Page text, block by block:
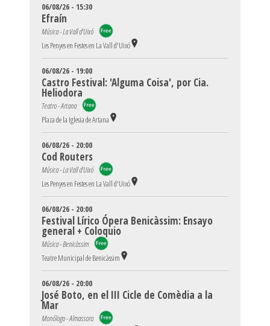
06/08/26 - 15:30
Efraín
Música - La Vall d'Uixó
Les Penyes en Festes en La Vall d'Uixó
06/08/26 - 19:00
Castro Festival: 'Alguma Coisa', por Cia.
Heliodora
Teatro - Artana
Plaza de la Iglesia de Artana
06/08/26 - 20:00
Cod Routers
Música - La Vall d'Uixó
Les Penyes en Festes en La Vall d'Uixó
06/08/26 - 20:00
Festival Lírico Ópera Benicàssim: Ensayo
general + Coloquio
Música - Benicàssim
Teatre Municipal de Benicàssim
06/08/26 - 20:00
José Boto, en el III Cicle de Comèdia a la
Mar
Monólogo - Almassora